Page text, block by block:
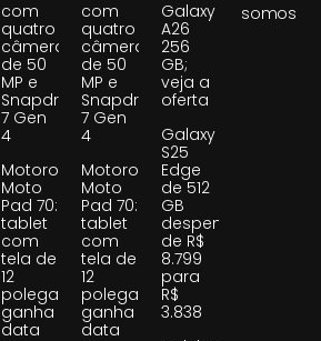
com
quatro
câmeras
de 50
MP e
Snapdragon
7 Gen
4
Motorola
Moto
Pad 70:
tablet
com
tela de
12
polegadas
ganha
data
com
quatro
câmeras
de 50
MP e
Snapdragon
7 Gen
4
Motorola
Moto
Pad 70:
tablet
com
tela de
12
polegadas
ganha
data
Galaxy
A26
256
GB;
veja a
oferta
Galaxy
S25
Edge
de 512
GB
despenca
de R$
8.799
para
R$
3.838
somos